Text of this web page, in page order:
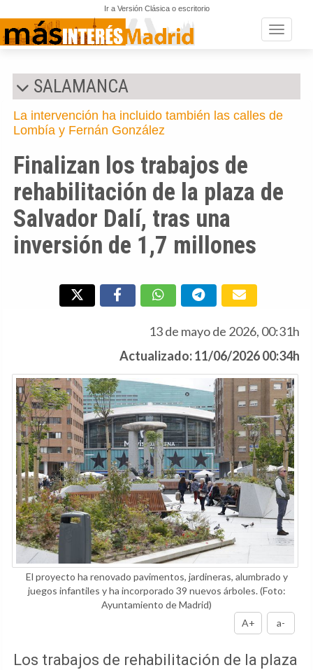
Ir a Versión Clásica o escritorio
Toggle
SALAMANCA
La intervención ha incluido también las calles de
Lombía y Fernán González
Finalizan los trabajos de
rehabilitación de la plaza de
Salvador Dalí, tras una
inversión de 1,7 millones
13 de mayo de 2026, 00:31h
Actualizado: 11/06/2026 00:34h
El proyecto ha renovado pavimentos, jardineras, alumbrado y
juegos infantiles y ha incorporado 39 nuevos árboles.(Foto:
Ayuntamiento de Madrid)
A+
a-
Los trabajos de rehabilitación de la plaza